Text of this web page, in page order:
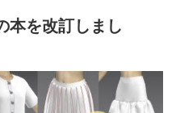
を改訂しまし